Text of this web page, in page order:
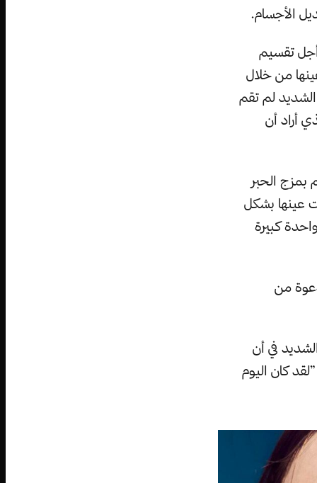
تقسيم
من خلال
الشديد لم تقم
أراد أن
بمزج الحبر
عينها بشكل
كبيرة
من
في أن
كان اليوم